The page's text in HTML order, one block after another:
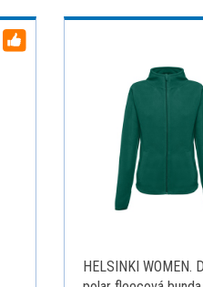
HELSINKI WOMEN.